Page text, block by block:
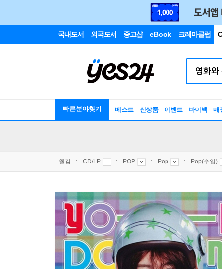
국내도서 외국도서 중고샵 eBook 크레마클럽
빠른분야찾기 베스트 신상품 이벤트 바이백 매
웰컴 CD/LP POP Pop Pop(수입)